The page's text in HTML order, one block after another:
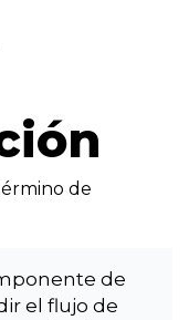
de
de
el flujo de